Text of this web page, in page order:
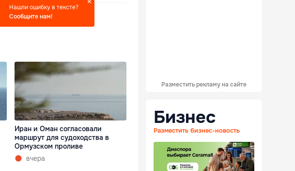
Нашли ошибку в тексте?
Сообщите нам!
Иран и Оман согласовали
маршрут для судоходства в
Ормузском проливе
вчера
Разместить рекламу на сайте
Бизнес
Разместить бизнес-новость